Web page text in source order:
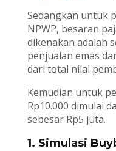
Sedangkan untuk
NPWP, besaran
dikenakan adalah
penjualan emas
dari total nilai
Kemudian untuk
Rp10.000 dimulai
sebesar Rp5 juta.
1. Simulasi